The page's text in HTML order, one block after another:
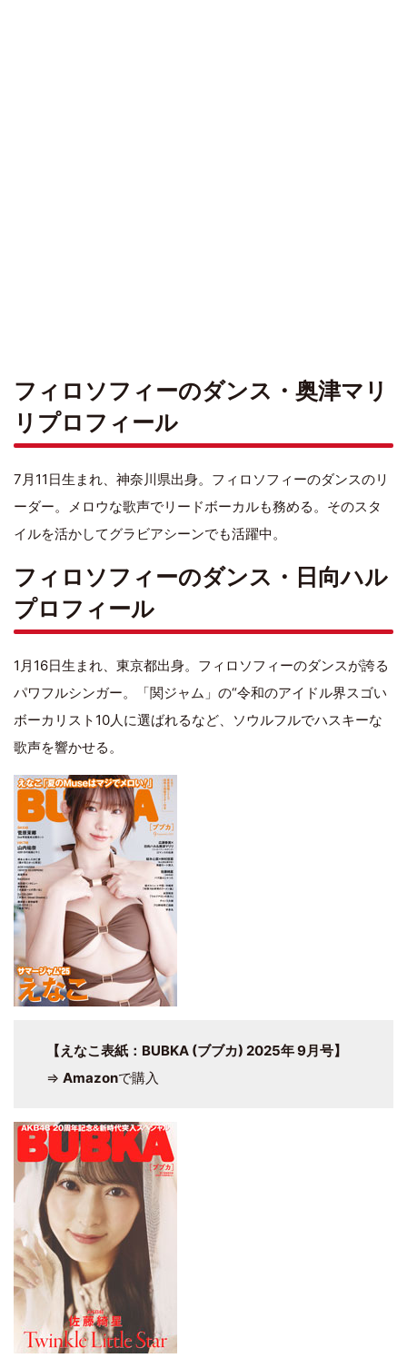
フィロソフィーのダンス・奥津マリ
リプロフィール
7月11日生まれ、神奈川県出身。フィロソフィーのダンスのリ
ーダー。メロウな歌声でリードボーカルも務める。そのスタ
イルを活かしてグラビアシーンでも活躍中。
フィロソフィーのダンス・日向ハル
プロフィール
1月16日生まれ、東京都出身。フィロソフィーのダンスが誇る
パワフルシンガー。「関ジャム」の“令和のアイドル界スゴい
ボーカリスト10人に選ばれるなど、ソウルフルでハスキーな
歌声を響かせる。
【えなこ表紙：BUBKA (ブブカ) 2025年 9月号】
⇒ Amazonで購入